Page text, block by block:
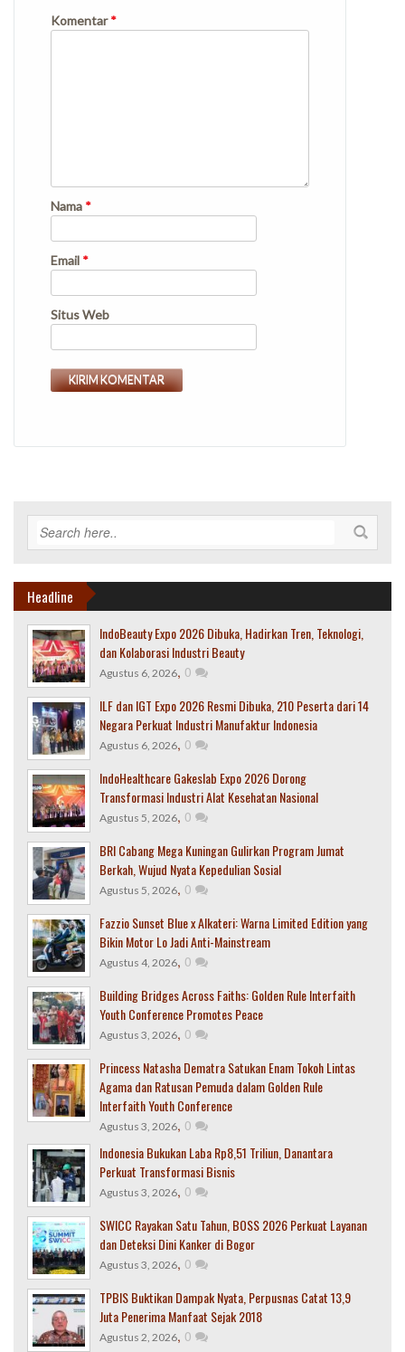
Komentar*
Nama *
Email *
Situs Web
Headline
IndoBeauty Expo 2026 Dibuka, Hadirkan Tren, Teknologi,
dan Kolaborasi Industri Beauty
Agustus 6, 2026, 0
ILF dan IGT Expo 2026 Resmi Dibuka, 210 Peserta dari 14
Negara Perkuat Industri Manufaktur Indonesia
Agustus 6, 2026, 0
IndoHealthcare Gakeslab Expo 2026 Dorong
Transformasi Industri Alat Kesehatan Nasional
Agustus 5, 2026, 0
BRI Cabang Mega Kuningan Gulirkan Program Jumat
Berkah, Wujud Nyata Kepedulian Sosial
Agustus 5, 2026, 0
Fazzio Sunset Blue x Alkateri: Warna Limited Edition yang
Bikin Motor Lo Jadi Anti-Mainstream
Agustus 4, 2026, 0
Building Bridges Across Faiths: Golden Rule Interfaith
Youth Conference Promotes Peace
Agustus 3, 2026, 0
Princess Natasha Dematra Satukan Enam Tokoh Lintas
Agama dan Ratusan Pemuda dalam Golden Rule
Interfaith Youth Conference
Agustus 3, 2026, 0
Indonesia Bukukan Laba Rp8,51 Triliun, Danantara
Perkuat Transformasi Bisnis
Agustus 3, 2026, 0
SWICC Rayakan Satu Tahun, BOSS 2026 Perkuat Layanan
dan Deteksi Dini Kanker di Bogor
Agustus 3, 2026, 0
TPBIS Buktikan Dampak Nyata, Perpusnas Catat 13,9
Juta Penerima Manfaat Sejak 2018
Agustus 2, 2026, 0